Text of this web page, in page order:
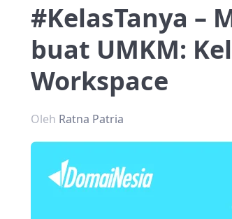
#KelasTanya –
buat UMKM:
Workspace
Oleh Ratna Patria